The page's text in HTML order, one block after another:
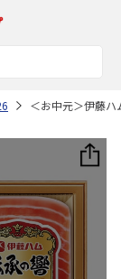
＜お中元＞伊藤